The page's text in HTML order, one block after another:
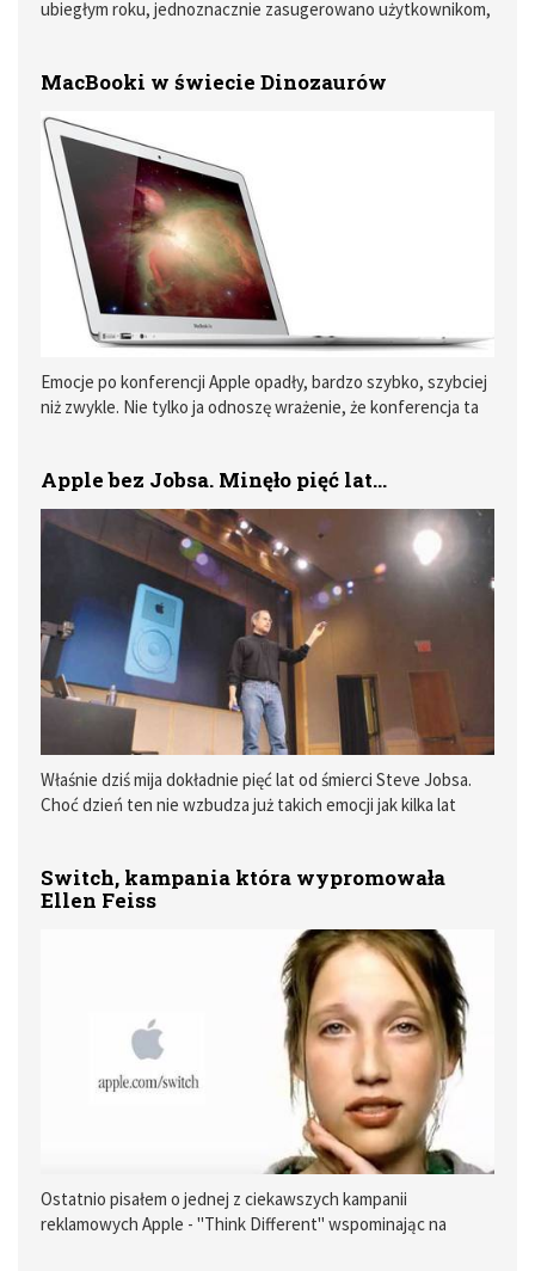
ubiegłym roku, jednoznacznie zasugerowano użytkownikom,
twierdzili, że to dobra decyzja, bo konkurencja robi lepsze
MacBooki w świecie Dinozaurów
Emocje po konferencji Apple opadły, bardzo szybko, szybciej
niż zwykle. Nie tylko ja odnoszę wrażenie, że konferencja ta
tragicznie ? Swoje przemyślenia poprzeplatam z uwagami z
„Krainy Dinozaurów" czyli użytkowników Apple, dla których
stary komputer to Macintosh, a nie MacBook z 2006 roku.
Apple bez Jobsa. Minęło pięć lat...
Właśnie dziś mija dokładnie pięć lat od śmierci Steve Jobsa.
Choć dzień ten nie wzbudza już takich emocji jak kilka lat
zapełnić, choć ciągle bardzo się stara. Pozostała część
została celowo zachowana, jakby chciano pokazać, że Jobs
Switch, kampania która wypromowała
Ellen Feiss
Ostatnio pisałem o jednej z ciekawszych kampanii
reklamowych Apple - "Think Different" wspominając na